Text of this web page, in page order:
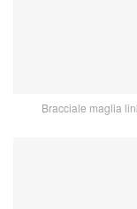
Bracciale maglia